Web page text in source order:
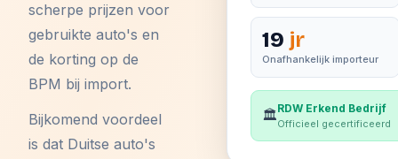
scherpe prijzen voor
gebruikte auto's en
de korting op de
BPM bij import.
Bijkomend voordeel
is dat Duitse auto's
19 jr
Onafhankelijk importeur
🏛️RDW Erkend Bedrijf
Officieel gecertificeerd